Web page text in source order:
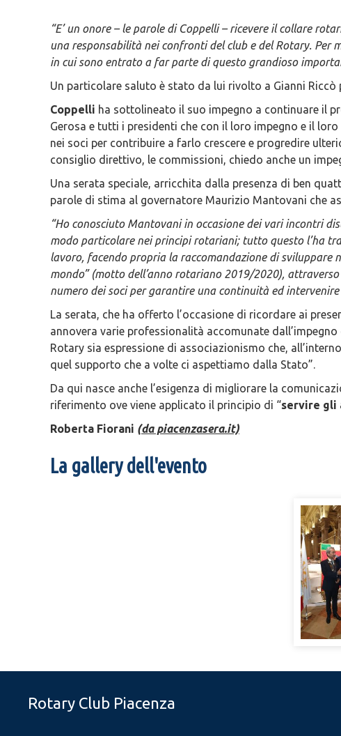
“E’ un onore – le parole di Coppelli – ricevere il collare
una responsabilità nei confronti del club e del Rotary.
in cui sono entrato a far parte di questo grandioso
Un particolare saluto è stato da lui rivolto a Gianni
Coppelli ha sottolineato il suo impegno a continuare il
Gerosa e tutti i presidenti che con il loro impegno e il
nei soci per contribuire a farlo crescere e progredire
consiglio direttivo, le commissioni, chiedo anche un
Una serata speciale, arricchita dalla presenza di ben
parole di stima al governatore Maurizio Mantovani che
“Ho conosciuto Mantovani in occasione dei vari incontri
modo particolare nei principi rotariani; tutto questo l’ha
lavoro, facendo propria la raccomandazione di sviluppare
mondo” (motto dell’anno rotariano 2019/2020),
numero dei soci per garantire una continuità ed
La serata, che ha offerto l’occasione di ricordare ai
annovera varie professionalità accomunate
Rotary sia espressione di associazionismo che,
quel supporto che a volte ci aspettiamo dalla Stato”.
Da qui nasce anche l’esigenza di migliorare la
riferimento ove viene applicato il principio di “servire gli
Roberta Fiorani (da piacenzasera.it)
La gallery dell'evento
Rotary Club Piacenza